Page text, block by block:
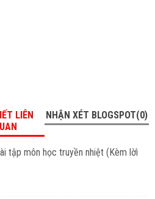
LIÊN
NHẬN XÉT BLOGSPOT(0)
tập môn học truyền nhiệt (Kèm lờì